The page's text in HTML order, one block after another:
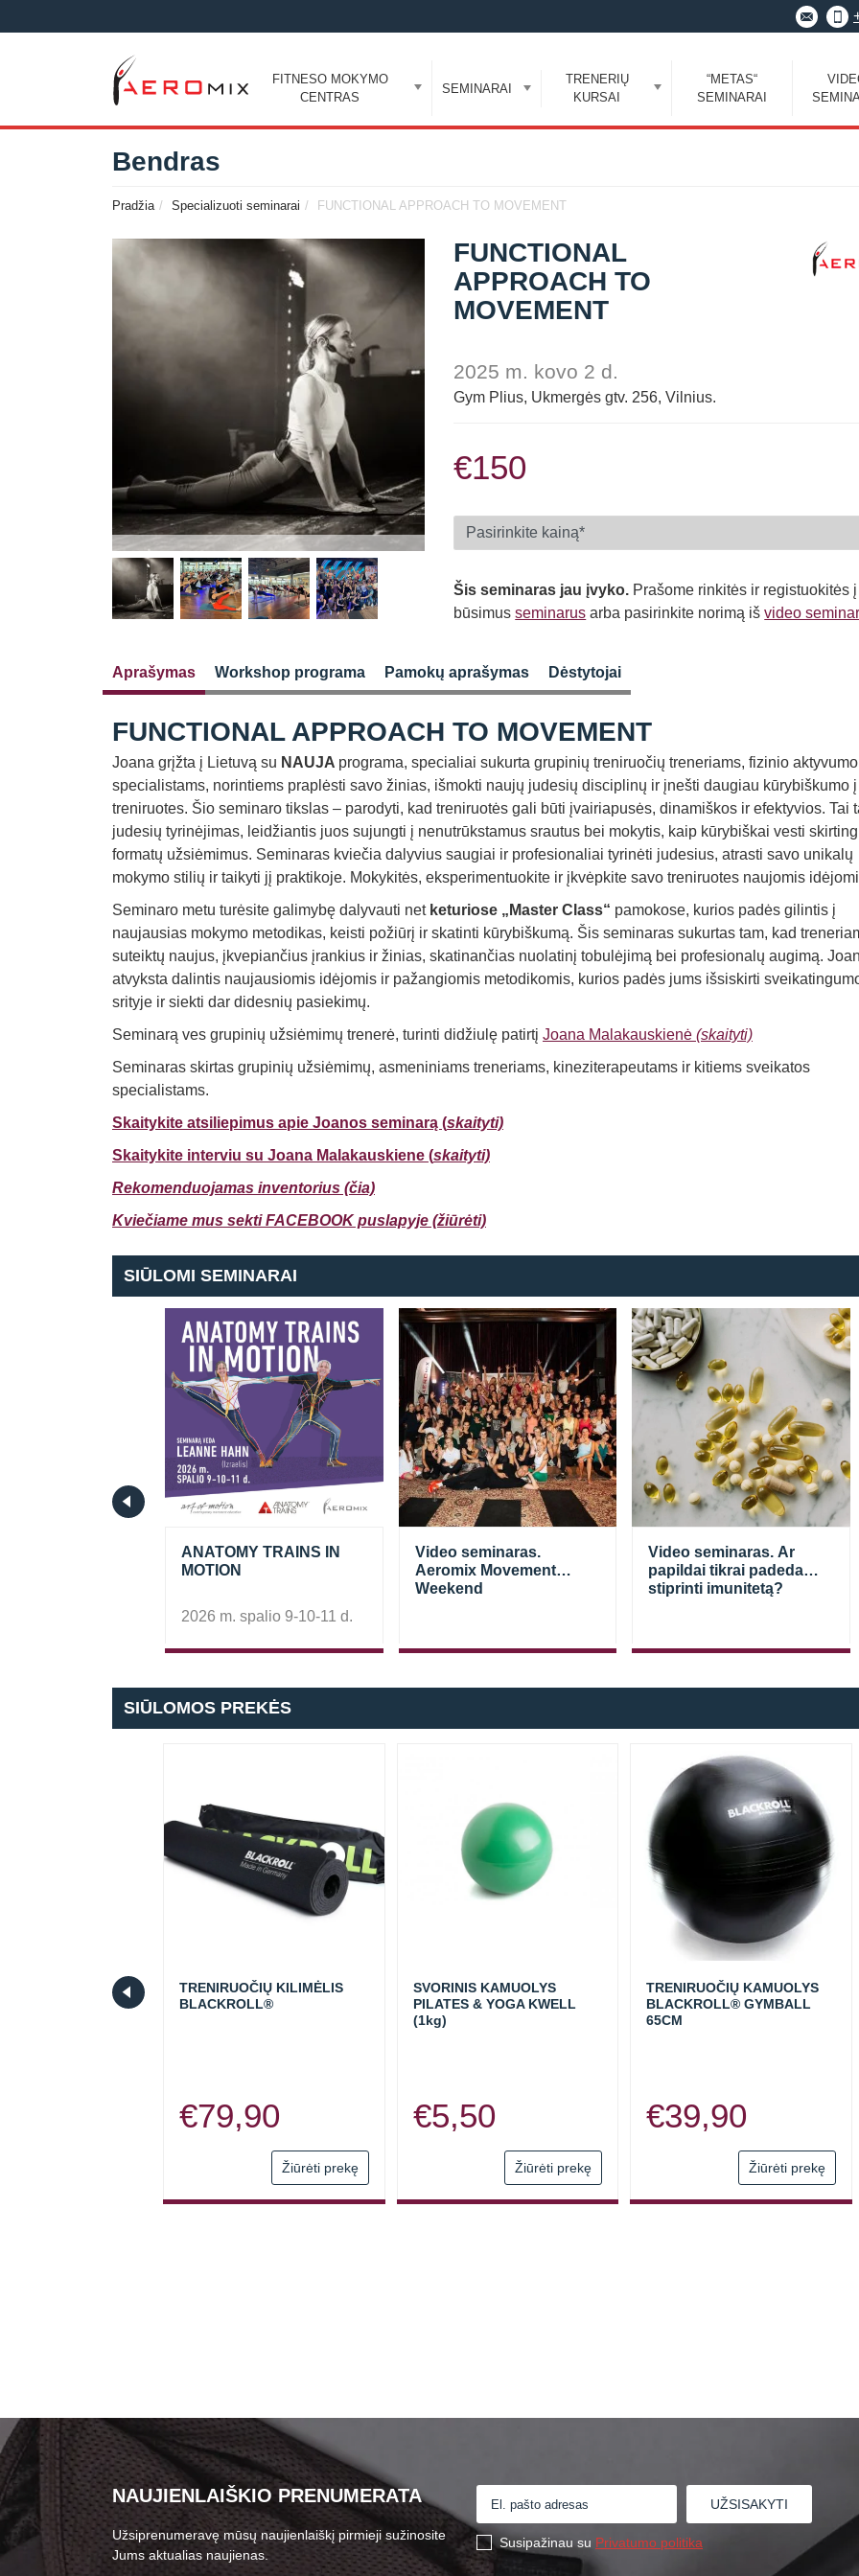
FITNESO MOKYMO
CENTRAS
SEMINARAI
TRENERIŲ
KURSAI
“METAS“
SEMINARAI
Bendras
Pradžia Specializuoti seminarai FUNCTIONAL APPROACH TO MOVEMENT
FUNCTIONAL
APPROACH TO
MOVEMENT
2025 m. kovo 2 d.
Gym Plius, Ukmergės gtv. 256, Vilnius.
€150
Šis seminaras jau įvyko. Prašome rinkitės ir registuokitės
būsimusseminarus arba pasirinkite norimą išvideo
Aprašymas Workshop programa Pamokų aprašymas Dėstytojai
FUNCTIONAL APPROACH TO MOVEMENT
Joana grįžta į Lietuvą su NAUJA programa, specialiai sukurta grupinių treniruočių treneriams, fizinio aktyvumo
specialistams, norintiems praplėsti savo žinias, išmokti naujų judesių disciplinų ir įnešti daugiau kūrybiškumo
treniruotes. Šio seminaro tikslas – parodyti, kad treniruotės gali būti įvairiapusės, dinamiškos ir efektyvios. Tai
judesių tyrinėjimas, leidžiantis juos sujungti į nenutrūkstamus srautus bei mokytis, kaip kūrybiškai vesti
formatų užsiėmimus. Seminaras kviečia dalyvius saugiai ir profesionaliai tyrinėti judesius, atrasti savo unikalų
mokymo stilių ir taikyti jį praktikoje. Mokykitės, eksperimentuokite ir įkvėpkite savo treniruotes naujomis
Seminaro metu turėsite galimybę dalyvauti net keturiose „Master Class“ pamokose, kurios padės gilintis į
naujausias mokymo metodikas, keisti požiūrį ir skatinti kūrybiškumą. Šis seminaras sukurtas tam, kad
suteiktų naujus, įkvepiančius įrankius ir žinias, skatinančias nuolatinį tobulėjimą bei profesionalų augimą.
atvyksta dalintis naujausiomis idėjomis ir pažangiomis metodikomis, kurios padės jums išsiskirti
srityje ir siekti dar didesnių pasiekimų.
Seminarą ves grupinių užsiėmimų trenerė, turinti didžiulę patirtį Joana Malakauskienė (skaityti)
Seminaras skirtas grupinių užsiėmimų, asmeniniams treneriams, kineziterapeutams ir kitiems sveikatos
specialistams.
Skaitykite atsiliepimus apie Joanos seminarą (skaityti)
Skaitykite interviu su Joana Malakauskiene (skaityti)
Rekomenduojamas inventorius (čia)
Kviečiame mus sekti FACEBOOK puslapyje (žiūrėti)
SIŪLOMI SEMINARAI
ANATOMY TRAINS IN
MOTION
2026 m. spalio 9-10-11 d.
Video seminaras.
Aeromix Movement
Weekend
Video seminaras. Ar
papildai tikrai padeda
stiprinti imunitetą?
SIŪLOMOS PREKĖS
TRENIRUOČIŲ KILIMĖLIS
BLACKROLL®
€79,90
Žiūrėti prekę
SVORINIS KAMUOLYS
PILATES & YOGA KWELL
(1kg)
€5,50
Žiūrėti prekę
TRENIRUOČIŲ KAMUOLYS
BLACKROLL® GYMBALL
65CM
€39,90
Žiūrėti prekę
NAUJIENLAIŠKIO PRENUMERATA
Užsiprenumeravę mūsų naujienlaiškį pirmieji sužinosite
Jums aktualias naujienas.
Susipažinau su Privatumo politika